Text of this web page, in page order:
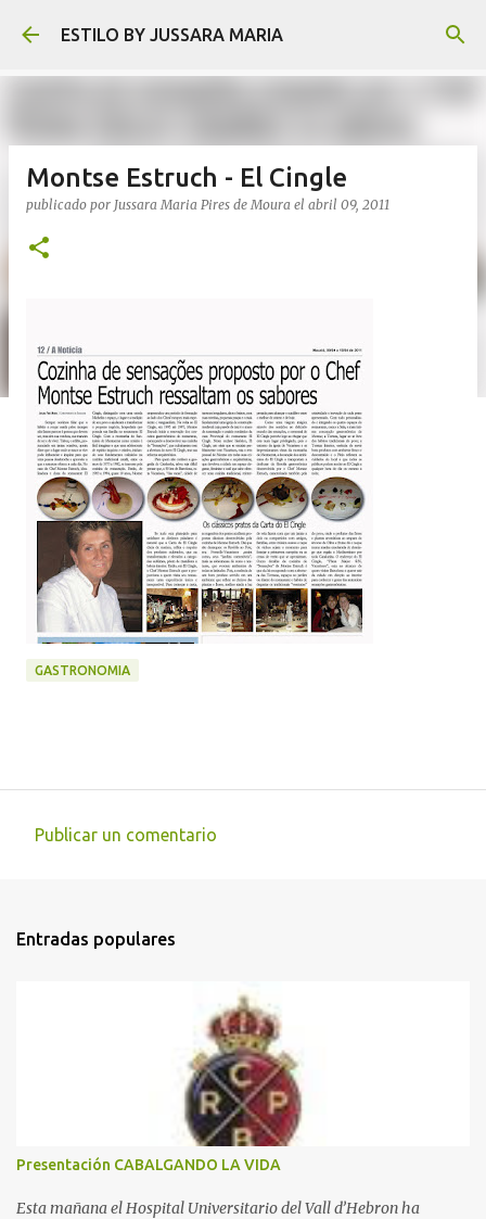
Ir al contenido principal
ESTILO BY JUSSARA MARIA
Montse Estruch - El Cingle
publicado por Jussara Maria Pires de Moura el abril 09, 2011
GASTRONOMIA
e
s
Publicar un comentario
Entradas populares
Presentación CABALGANDO LA VIDA
Esta mañana el Hospital Universitario del Vall d’Hebron ha